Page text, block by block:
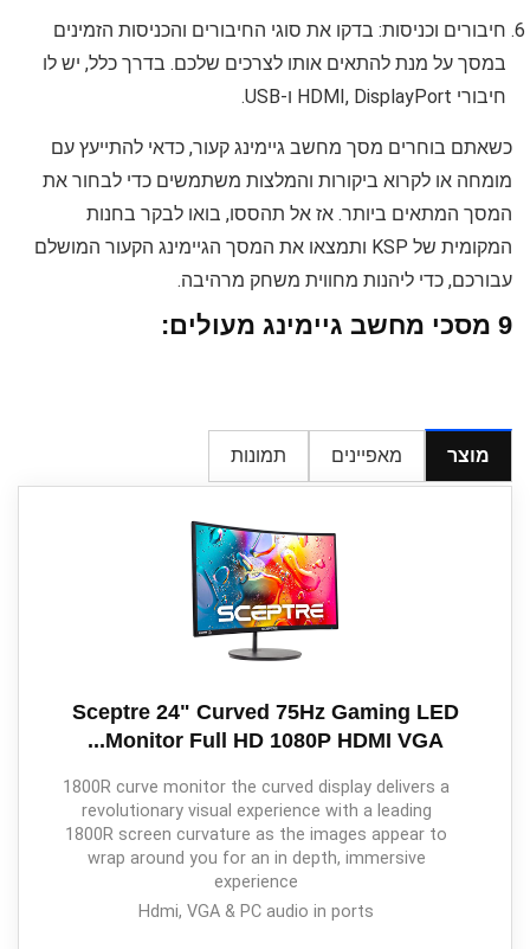
חיבורים וכניסות: בדקו את סוגי החיבורים והכניסות הזמינים
במסך על מנת להתאים אותו לצרכים שלכם. בדרך כלל, יש לו
חיבורי HDMI, DisplayPort ו-USB.
כשאתם בוחרים מסך מחשב גיימינג קעור, כדאי להתייעץ עם
מומחה או לקרוא ביקורות והמלצות משתמשים כדי לבחור את
המסך המתאים ביותר. אז אל תהססו, בואו לבקר בחנות
המקומית של KSP ותמצאו את המסך הגיימינג הקעור המושלם
עבורכם, כדי ליהנות מחווית משחק מרהיבה.
9 מסכי מחשב גיימינג מעולים:
מוצר מאפיינים תמונות
Sceptre 24" Curved 75Hz Gaming LED
Monitor Full HD 1080P HDMI VGA...
1800R curve monitor the curved display delivers a
revolutionary visual experience with a leading
1800R screen curvature as the images appear to
wrap around you for an in depth, immersive
experience
Hdmi, VGA & PC audio in ports